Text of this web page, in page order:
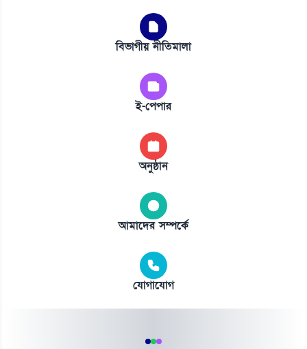
বিভাগীয় নীতিমালা
ই-পেপার
অনুষ্ঠান
আমাদের সম্পর্কে
যোগাযোগ